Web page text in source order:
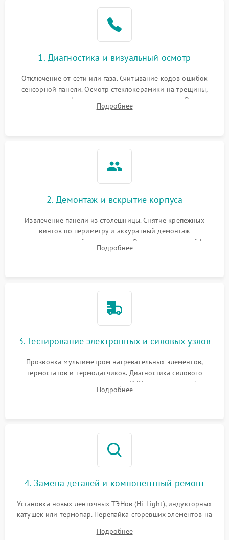
1. Диагностика и визуальный осмотр
Отключение от сети или газа. Считывание кодов ошибок
сенсорной панели. Осмотр стеклокерамики на трещины,
проверка конфорок на равномерность нагрева. Опрос
клиента о симптомах (не включается, не видит посуду,
Подробнее
2. Демонтаж и вскрытие корпуса
Извлечение панели из столешницы. Снятие крепежных
винтов по периметру и аккуратный демонтаж
стеклокерамической поверхности. Отсоединение шлейфов
сенсорного блока для доступа к силовым платам, катушкам
Подробнее
3. Тестирование электронных и силовых узлов
Прозвонка мультиметром нагревательных элементов,
термостатов и термодатчиков. Диагностика силового
модуля, реле, диодных мостов и IGBT-транзисторов (для
индукции). Проверка кранов и газ-контроля (для газовых
Подробнее
4. Замена деталей и компонентный ремонт
Установка новых ленточных ТЭНов (Hi-Light), индукторных
катушек или термопар. Перепайка сгоревших элементов на
дорожек. Очистка контактов и замена поврежденной
Подробнее